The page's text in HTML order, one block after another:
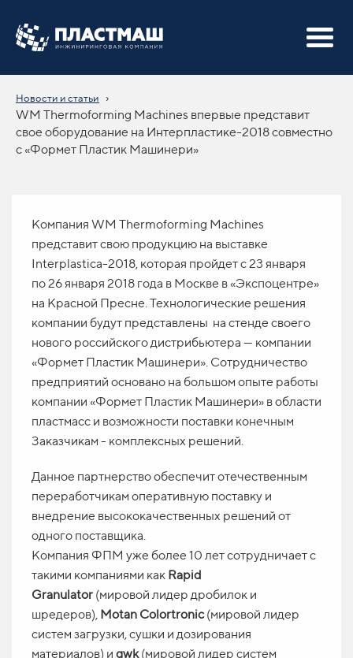
Новости и статьи
›
WM Thermoforming Machines впервые представит
свое оборудование на Интерпластике-2018 совместно
с «Формет Пластик Машинери»
Компания WM Thermoforming Machines
представит свою продукцию на выставке
Interplastica-2018, которая пройдет с 23 января
по 26 января 2018 года в Москве в «Экспоцентре»
на Красной Пресне. Технологические решения
компании будут представлены на стенде своего
нового российского дистрибьютера — компании
«Формет Пластик Машинери». Сотрудничество
предприятий основано на большом опыте работы
компании «Формет Пластик Машинери» в области
пластмасс и возможности поставки конечным
Заказчикам - комплексных решений.
Данное партнерство обеспечит отечественным
переработчикам оперативную поставку и
внедрение высококачественных решений от
одного поставщика.
Компания ФПМ уже более 10 лет сотрудничает с
такими компаниями как Rapid
Granulator (мировой лидер дробилок и
шредеров), Motan Colortronic (мировой лидер
систем загрузки, сушки и дозирования
материалов) и gwk (мировой лидер систем